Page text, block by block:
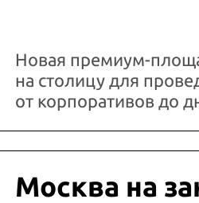
Новая премиум-
на столицу для
от корпоративов до
Москва на